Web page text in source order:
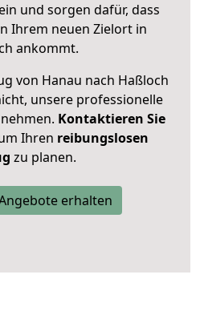
und sorgen dafür, dass
Ihrem neuen Zielort in
ankommt.
von Hanau nach Haßloch
unsere professionelle
Kontaktieren Sie
Ihren reibungslosen
zu planen.
erhalten